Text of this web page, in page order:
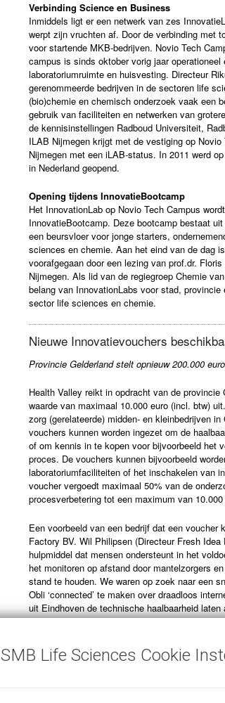
Verbinding Science en Business
Inmiddels ligt er een netwerk van zes
werpt zijn vruchten af. Door de verbinding met
voor startende MKB-bedrijven. Novio Tech
campus is sinds oktober vorig jaar
laboratoriumruimte en huisvesting. Directeur
gerenommeerde bedrijven in de sectoren life
(bio)chemie en chemisch onderzoek vaak een
gebruik van faciliteiten en netwerken van
de kennisinstellingen Radboud Universiteit,
ILAB Nijmegen krijgt met de vestiging op
Nijmegen met een iLAB-status. In 2011 werd
in Nederland geopend.
Opening tijdens InnovatieBootcamp
Het InnovationLab op Novio Tech Campus
InnovatieBootcamp. Deze bootcamp bestaat
een beursvloer voor jonge starters,
sciences en chemie. Aan het eind van de dag
voorafgegaan door een lezing van prof.dr.
Nijmegen. Als lid van de regiegroep Chemie
belang van InnovationLabs voor stad,
sector life sciences en chemie.
Nieuwe Innovatievouchers
Provincie Gelderland stelt opnieuw 200.000
Health Valley reikt in opdracht van de
waarde van maximaal 10.000 euro (incl. btw)
zorg (gerelateerde) midden- en kleinbedrijven
vouchers kunnen worden ingezet om de
of om kennis in te kopen voor bijvoorbeeld het
proces. De vouchers kunnen bijvoorbeeld
laboratoriumfaciliteiten of het inschakelen van
voucher vergoedt maximaal 50% van de
procesverbetering tot een maximum van 10.000
Een voorbeeld van een bedrijf dat een
Factory BV. Wil Philipsen (Directeur Fresh
hulpmiddel dat mensen ondersteunt in het
het monitoren op afstand door mantelzorgers
stand te houden. We waren op zoek naar een
Obli ‘connected’ te maken over draadloos
uit Eindhoven de technische haalbaarheid
technisch bedrijf; we hebben verstand van
start-up erg belangrijk. De innovatievoucher
kennis in te kopen.”
SMB Life Sciences Cookie